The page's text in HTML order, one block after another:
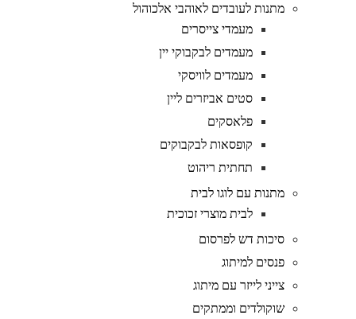
מתנות לעובדים לאוהבי אלכוהול
מעמדי צייסרים
מעמדים לבקבוקי יין
מעמדים לוויסקי
סטים אביזרים ליין
פלאסקים
קופסאות לבקבוקים
תחתית ריהוט
מתנות עם לוגו לבית
לבית מוצרי זכוכית
סיכות דש לפרסום
פנסים למיתוג
צייני לייזר עם מיתוג
שוקולדים וממתקים